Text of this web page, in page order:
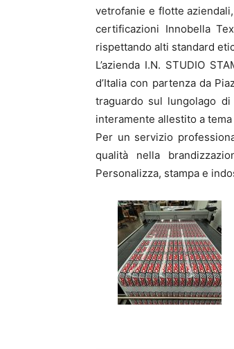
vetrofanie e flotte
certificazioni Innobella
rispettando alti standard
L’azienda I.N. STUDIO
d’Italia con partenza da
traguardo sul lungolago
interamente allestito a
Per un servizio
qualità nella
Personalizza, stampa e